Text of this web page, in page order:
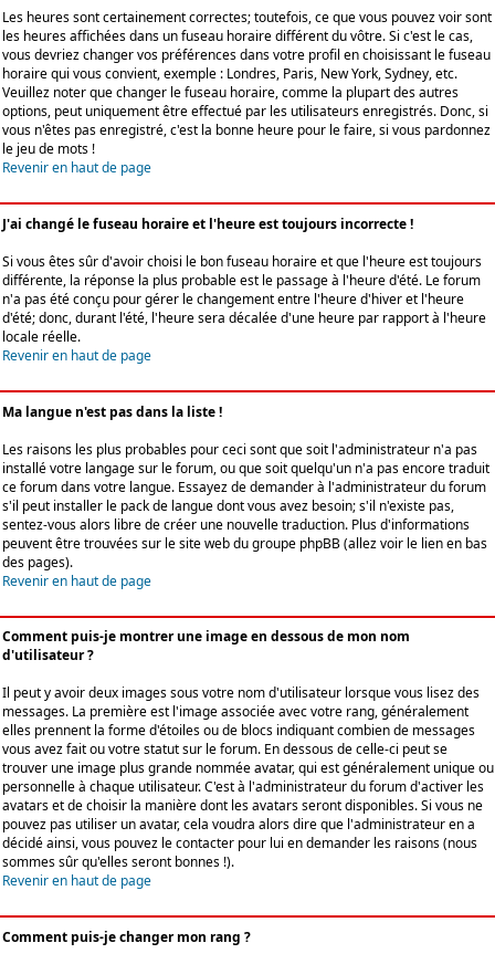
Les heures sont certainement correctes; toutefois, ce que vous pouvez voir sont
les heures affichées dans un fuseau horaire différent du vôtre. Si c'est le cas,
vous devriez changer vos préférences dans votre profil en choisissant le fuseau
horaire qui vous convient, exemple : Londres, Paris, New York, Sydney, etc.
Veuillez noter que changer le fuseau horaire, comme la plupart des autres
options, peut uniquement être effectué par les utilisateurs enregistrés. Donc, si
vous n'êtes pas enregistré, c'est la bonne heure pour le faire, si vous pardonnez
le jeu de mots !
Revenir en haut de page
J'ai changé le fuseau horaire et l'heure est toujours incorrecte !
Si vous êtes sûr d'avoir choisi le bon fuseau horaire et que l'heure est toujours
différente, la réponse la plus probable est le passage à l'heure d'été. Le forum
n'a pas été conçu pour gérer le changement entre l'heure d'hiver et l'heure
d'été; donc, durant l'été, l'heure sera décalée d'une heure par rapport à l'heure
locale réelle.
Revenir en haut de page
Ma langue n'est pas dans la liste !
Les raisons les plus probables pour ceci sont que soit l'administrateur n'a pas
installé votre langage sur le forum, ou que soit quelqu'un n'a pas encore traduit
ce forum dans votre langue. Essayez de demander à l'administrateur du forum
s'il peut installer le pack de langue dont vous avez besoin; s'il n'existe pas,
sentez-vous alors libre de créer une nouvelle traduction. Plus d'informations
peuvent être trouvées sur le site web du groupe phpBB (allez voir le lien en bas
des pages).
Revenir en haut de page
Comment puis-je montrer une image en dessous de mon nom
d'utilisateur ?
Il peut y avoir deux images sous votre nom d'utilisateur lorsque vous lisez des
messages. La première est l'image associée avec votre rang, généralement
elles prennent la forme d'étoiles ou de blocs indiquant combien de messages
vous avez fait ou votre statut sur le forum. En dessous de celle-ci peut se
trouver une image plus grande nommée avatar, qui est généralement unique ou
personnelle à chaque utilisateur. C'est à l'administrateur du forum d'activer les
avatars et de choisir la manière dont les avatars seront disponibles. Si vous ne
pouvez pas utiliser un avatar, cela voudra alors dire que l'administrateur en a
décidé ainsi, vous pouvez le contacter pour lui en demander les raisons (nous
sommes sûr qu'elles seront bonnes !).
Revenir en haut de page
Comment puis-je changer mon rang ?